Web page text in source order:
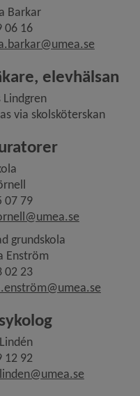
Barkar
06 16
elevhälsan
via skolsköterskan
07 79
grundskola
Enström
02 23
12 92